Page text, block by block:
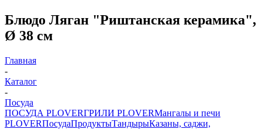
Блюдо Ляган "Риштанская керамика",
Ø 38 см
Главная
-
Каталог
-
Посуда
ПОСУДА PLOVERГРИЛИ PLOVERМангалы и печи
PLOVERПосудаПродуктыТандырыКазаны, саджи,